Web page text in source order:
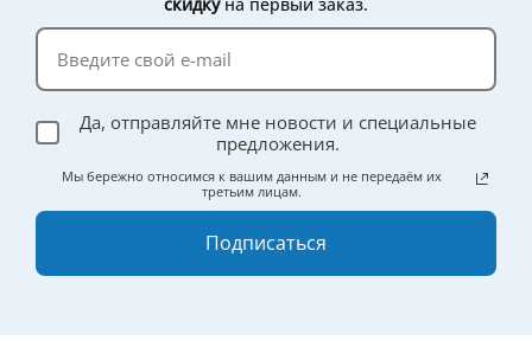
Да, отправляйте мне новости и специальные
предложения.
Мы бережно относимся к вашим данным и не передаём их
третьим лицам.
Подписаться